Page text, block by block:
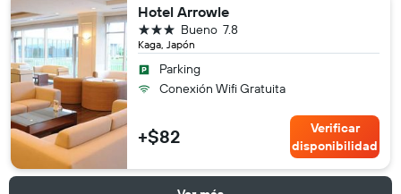
Hotel Arrowle
Kaga, Japón
7.8
Bueno
3 estrellas
Parking
Conexión Wifi Gratuita
+$82
Verificar
disponibilidad